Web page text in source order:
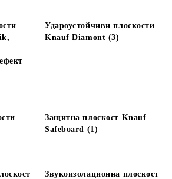
Удароустойчиви плоскости
Knauf Diamont (3)
Защитна плоскост Knauf
Safeboard (1)
Звукоизолационна плоскост